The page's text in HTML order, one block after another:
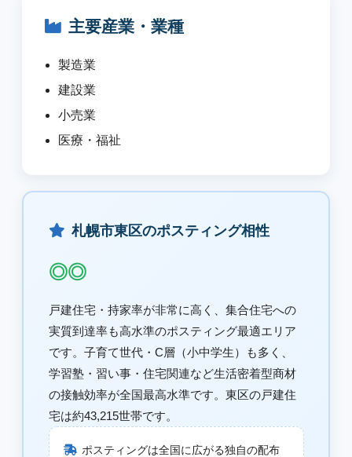
主要産業・業種
製造業
建設業
小売業
医療・福祉
札幌市東区のポスティング相性
◎◎
戸建住宅・持家率が非常に高く、集合住宅への
実質到達率も高水準のポスティング最適エリア
です。子育て世代・C層（小中学生）も多く、
学習塾・習い事・住宅関連など生活密着型商材
の接触効率が全国最高水準です。東区の戸建住
宅は約43,215世帯です。
ポスティングは全国に広がる独自の配布